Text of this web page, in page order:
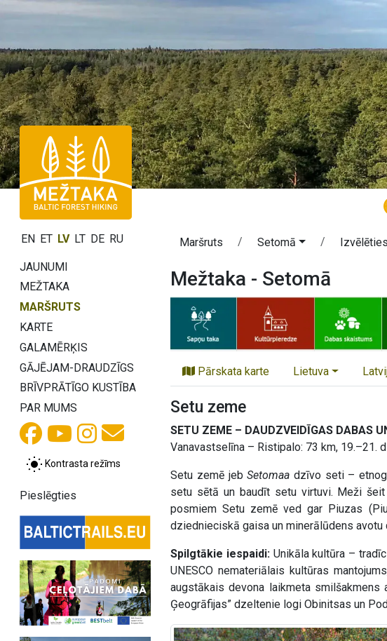
EN ET LV LT DE RU
JAUNUMI
MEŽTAKA
MARŠRUTS
KARTE
GALAMĒRĶIS
GĀJĒJAM-DRAUDZĪGS
BRĪVPRĀTĪGO KUSTĪBA
PAR MUMS
Kontrasta režīms
Pieslēgties
Maršruts Setomā
Mežtaka - Setomā
Pārskata karte Lietuva
Setu zeme
SETU ZEME – DAUDZVEIDĪGAS DABAS
Vanavastselīna – Ristipalo: 73 km, 19.–21.
Setu zemē jebSetomaa dzīvo seti –
setu sētā un baudīt setu virtuvi. Meži
posmiem Setu zemē ved gar Piuzas
dziednieciskā gaisa un minerālūdens
Spilgtākie iespaidi: Unikāla kultūra –
UNESCO nemateriālais kultūras
augstākais devona laikmeta
Ģeogrāfijas” dzeltenie logi Obinitsas un